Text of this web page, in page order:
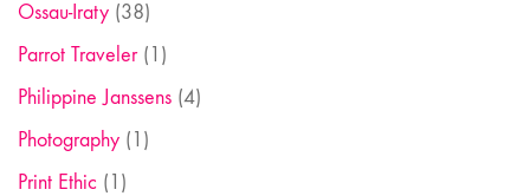
Ossau-Iraty (38)
Parrot Traveler(1)
Philippine Janssens (4)
Photography (1)
Print Ethic (1)